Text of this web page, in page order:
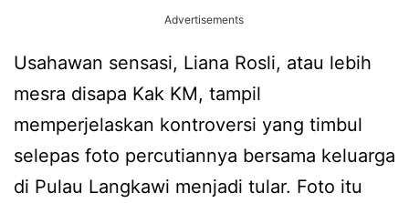
Advertisements
Usahawan sensasi, Liana Rosli, atau lebih
mesra disapa Kak KM, tampil
memperjelaskan kontroversi yang timbul
selepas foto percutiannya bersama keluarga
di Pulau Langkawi menjadi tular. Foto itu